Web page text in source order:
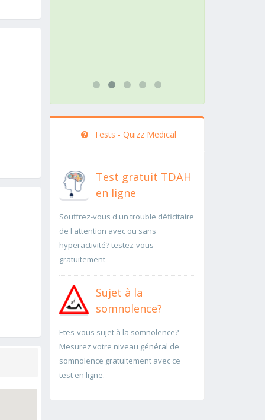
Tests - Quizz Medical
Test gratuit TDAH
en ligne
Souffrez-vous d'un trouble déficitaire
de l'attention avec ou sans
hyperactivité? testez-vous
gratuitement
Sujet à la
somnolence?
Etes-vous sujet à la somnolence?
Mesurez votre niveau général de
somnolence gratuitement avec ce
test en ligne.